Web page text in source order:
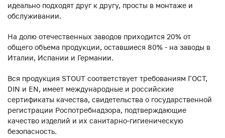
идеально подходят друг к другу, просты в монтаже и
обслуживании.
На долю отечественных заводов приходится 20% от
общего объема продукции, оставшиеся 80% - на заводы в
Италии, Испании и Германии.
Вся продукция STOUT соответствует требованиям ГОСТ,
DIN и EN, имеет международные и российские
сертификаты качества, свидетельства о государственной
регистрации Роспотребнадзора, подтверждающие
качество изделий и их санитарно-гигиеническую
безопасность.